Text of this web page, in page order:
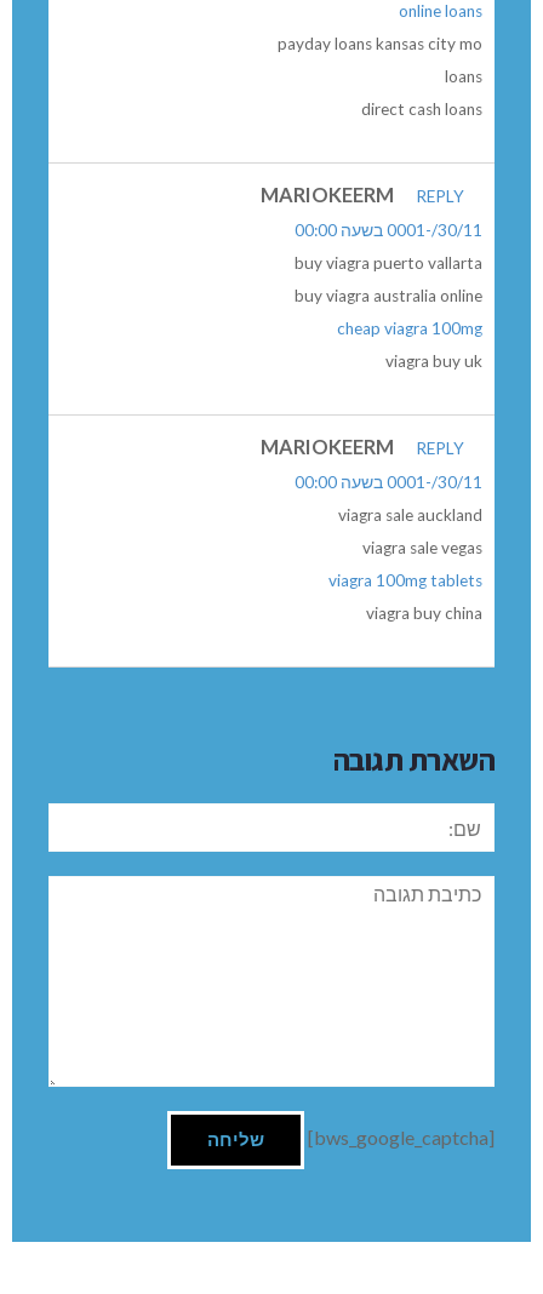
online loans
payday loans kansas city mo
loans
direct cash loans
MARIOKEERM
REPLY
30/11/-0001 בשעה 00:00
buy viagra puerto vallarta
buy viagra australia online
cheap viagra 100mg
viagra buy uk
MARIOKEERM
REPLY
30/11/-0001 בשעה 00:00
viagra sale auckland
viagra sale vegas
viagra 100mg tablets
viagra buy china
השארת תגובה
תגובה
[bws_google_captcha]